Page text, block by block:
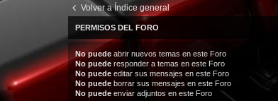
Volver a Índice general
PERMISOS DEL FORO
No puede abrir nuevos temas en este Foro
No puede responder a temas en este Foro
No puede editar sus mensajes en este Foro
No puede borrar sus mensajes en este Foro
No puede enviar adjuntos en este Foro